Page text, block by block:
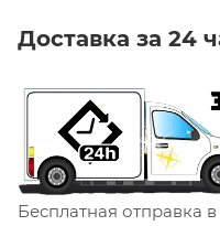
Доставка за 24
Бесплатная отправка